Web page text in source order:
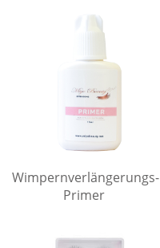
Wimpernverlängerungs-
Primer